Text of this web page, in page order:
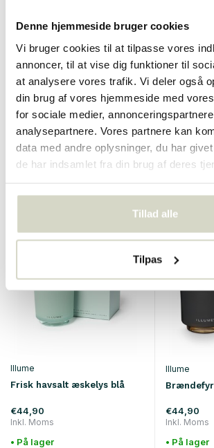
Denne hjemmeside bruger cookies
Vi bruger cookies til at tilpasse vores
annoncer, til at vise dig funktioner til
at analysere vores trafik. Vi deler også
din brug af vores hjemmeside med
for sociale medier,
analysepartnere. Vores partnere kan
data med andre oplysninger, du har
de har indsamlet fra din brug af deres
Tillad alle
Tilpas
Illume
Brun duftdiffuser fra
Woodfire
€39,90
Inkl. Moms
• På lager
Illume
Citrus
€44,90
Inkl. Moms
• På lager
Illume
Frisk havsalt æskelys blå
€44,90
Inkl. Moms
• På lager
Illume
€44,90
Inkl. Moms
• På lager